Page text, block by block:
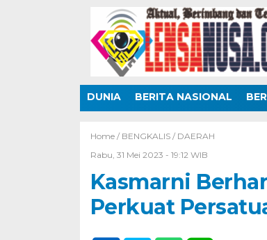
DUNIA BERITA NASIONAL
Home / BENGKALIS/ DAERAH
Rabu, 31 Mei 2023 - 19:12 WIB
Kasmarni
Perkuat